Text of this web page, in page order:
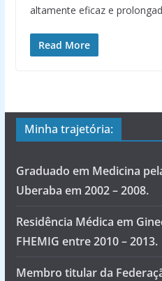
altamente eficaz e
Read More
Minha trajetória:
Graduado em Medicina
Uberaba em 2002 – 2008.
Residência Médica em
FHEMIG entre 2010 – 2013.
Membro titular da